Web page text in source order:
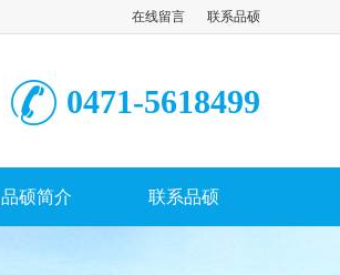
在线留言 联系品硕
0471-5618499
品硕简介 联系品硕